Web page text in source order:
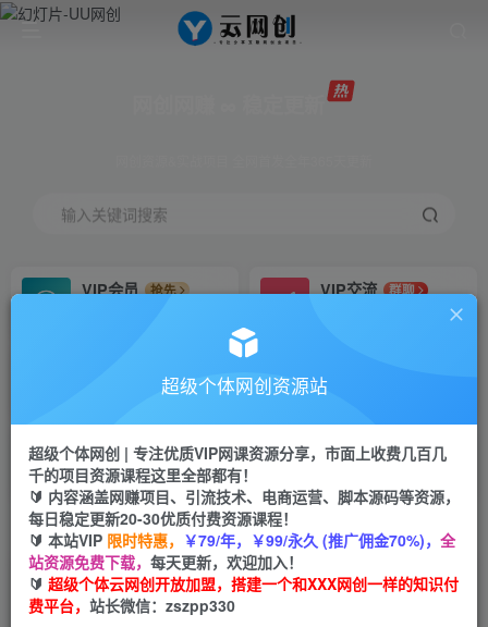
输入关键词搜索
VIP会员
抢先
VIP交流
群聊
研究探讨更多创业项目路子。
会员专属推广链接
招募站长
挂机
项目
脚本卡密
APP下载
GO
首页 创业课程 会员免费 正文
利用AI做文库，可落地实操，可放大批量操作的项
目【揭秘】
超级个体网创资源站
超级个体网创 | 专注优质VIP网课资源分享，市面上收费几百几
千的项目资源课程这里全部都有！
🔰 内容涵盖网赚项目、引流技术、电商运营、脚本源码等资源，
每日稳定更新20-30优质付费资源课程！
🔰 本站VIP 限时特惠， ￥79/年，￥99/永久 (推广佣金70%)， 全
站资源免费下载， 每天更新，欢迎加入！
🔰 超级个体云网创开放加盟，搭建一个和XXX网创一样的知识付
费平台， 站长微信：zszpp330